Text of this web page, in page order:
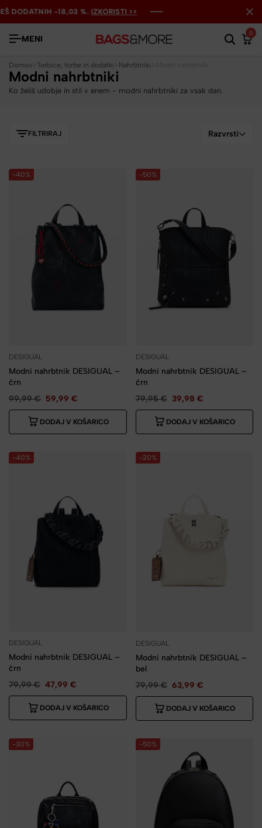
-18,03 %.IZKORISTI >>
-18,03 %.IZKORISTI >>
-18,03 %.IZKORISTI >>
MENI
0
Modni nahrbtniki
Domov Torbice, torbe in dodatki Nahrbtniki
Ko želiš udobje in stil v enem - modni nahrbtniki za vsak dan.
FILTRIRAJ Razvrsti
-40%
DESIGUAL
Modni nahrbtnik DESIGUAL –
črn
99,99€ 59,99 €
DODAJ V KOŠARICO
-50%
DESIGUAL
Modni nahrbtnik DESIGUAL –
črn
79,95€ 39,98 €
DODAJ V KOŠARICO
-40%
DESIGUAL
Modni nahrbtnik DESIGUAL –
črn
79,99€ 47,99 €
DODAJ V KOŠARICO
-20%
DESIGUAL
Modni nahrbtnik DESIGUAL –
bel
79,99€ 63,99 €
DODAJ V KOŠARICO
-30% -50%